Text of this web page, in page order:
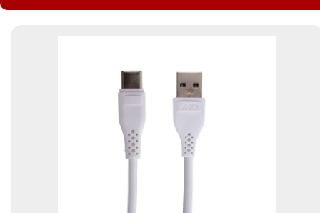
خروج از حساب کاربری